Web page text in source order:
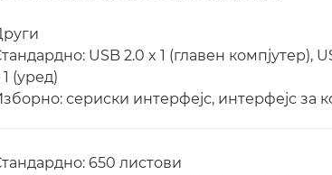
USB 2.0 x 1 (главен компјутер),
1 (уред)
сериски интерфејс, интерфејс за
650 листови